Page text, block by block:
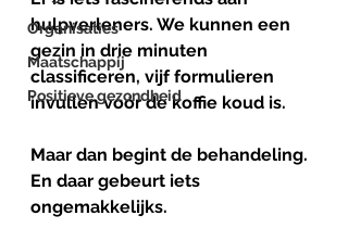
Organisaties
Maatschappij
Positieve gezondheid
hulpverleners. We kunnen een
gezin in drie minuten
classificeren, vijf formulieren
invullen vóór de koffie koud is.
Maar dan begint de behandeling.
En daar gebeurt iets
ongemakkelijks.